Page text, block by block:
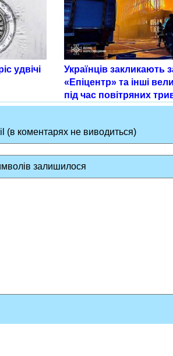
удвічі
Українців закликають
«Епіцентр» та інші
під час повітряних
(в коментарях не виводиться)
залишилося